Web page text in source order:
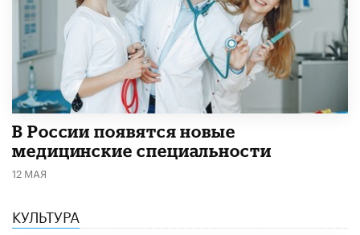
В России появятся новые
медицинские специальности
12 МАЯ
КУЛЬТУРА